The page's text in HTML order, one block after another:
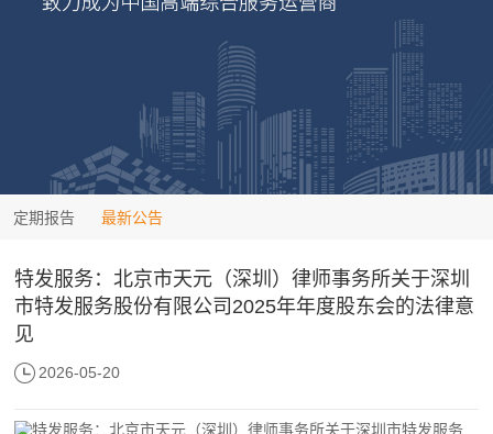
定期报告 最新公告
特发服务：北京市天元（深圳）律师事务所关于深圳
市特发服务股份有限公司2025年年度股东会的法律意
见
2026-05-20